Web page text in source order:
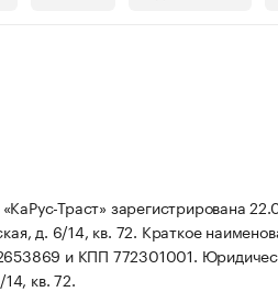
Траст» зарегистрирована
д. 6/14, кв. 72. Краткое
и КПП 772301001.
кв. 72.